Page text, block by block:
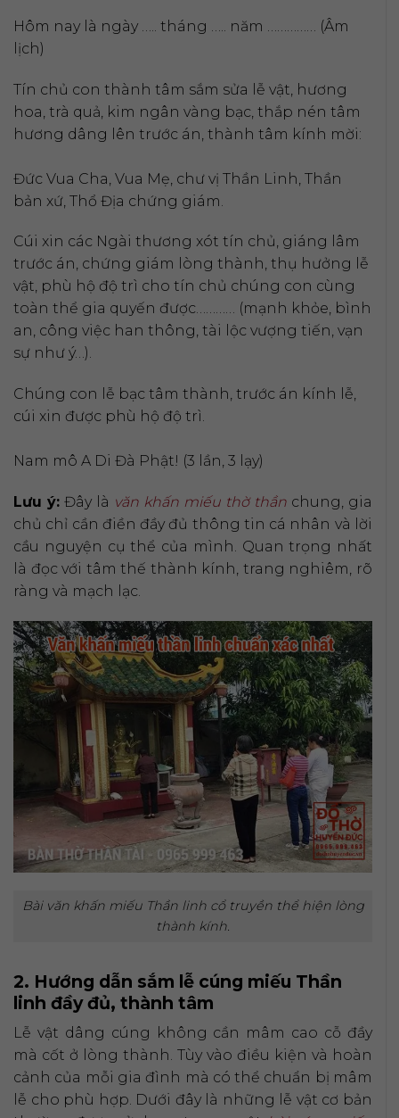
Hôm nay là ngày ….. tháng ….. năm …………… (Âm
lịch)
Tín chủ con thành tâm sắm sửa lễ vật, hương
hoa, trà quả, kim ngân vàng bạc, thắp nén tâm
hương dâng lên trước án, thành tâm kính mời:
Đức Vua Cha, Vua Mẹ, chư vị Thần Linh, Thần
bản xứ, Thổ Địa chứng giám.
Cúi xin các Ngài thương xót tín chủ, giáng lâm
trước án, chứng giám lòng thành, thụ hưởng lễ
vật, phù hộ độ trì cho tín chủ chúng con cùng
toàn thể gia quyến được………… (mạnh khỏe, bình
an, công việc han thông, tài lộc vượng tiến, vạn
sự như ý…).
Chúng con lễ bạc tâm thành, trước án kính lễ,
cúi xin được phù hộ độ trì.
Nam mô A Di Đà Phật! (3 lần, 3 lạy)
Lưu ý: Đây là văn khấn miếu thờ thần chung, gia
chủ chỉ cần điền đầy đủ thông tin cá nhân và lời
cầu nguyện cụ thể của mình. Quan trọng nhất
là đọc với tâm thế thành kính, trang nghiêm, rõ
ràng và mạch lạc.
Bài văn khấn miếu Thần linh cổ truyền thể hiện lòng
thành kính.
2. Hướng dẫn sắm lễ cúng miếu Thần
linh đầy đủ, thành tâm
Lễ vật dâng cúng không cần mâm cao cỗ đầy
mà cốt ở lòng thành. Tùy vào điều kiện và hoàn
cảnh của mỗi gia đình mà có thể chuẩn bị mâm
lễ cho phù hợp. Dưới đây là những lễ vật cơ bản